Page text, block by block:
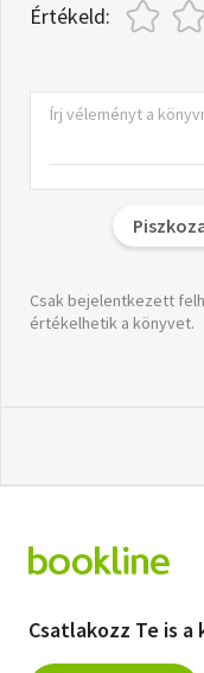
Értékeld:
Csak bejelentkezett
értékelhetik a könyvet.
Csatlakozz Te is